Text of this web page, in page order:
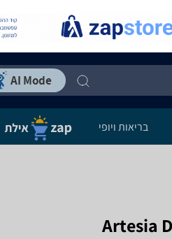
בריאות ויופי